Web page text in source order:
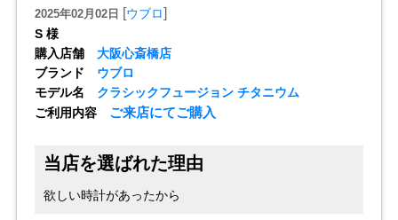
全てのブランドを見
る
ロレックス
パテック
2025年02月02日 [ウブロ]
S 様
購入店舗 大阪心斎橋店
ブランド ウブロ
モデル名 クラシックフュージョン チタニウム
ご利用内容 ご来店にてご購入
当店を選ばれた理由
欲しい時計があったから